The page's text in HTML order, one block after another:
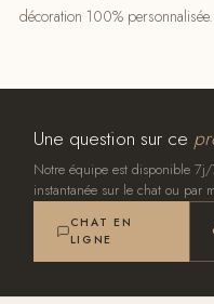
décoration 100% personnalisée.
Une question sur ce
Notre équipe est disponible
instantanée sur le chat ou par
CHAT EN
LIGNE